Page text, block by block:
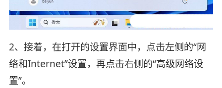
2、接着，在打开的设置界面中，点击左侧的“网
络和Internet”设置，再点击右侧的“高级网络设
置”。